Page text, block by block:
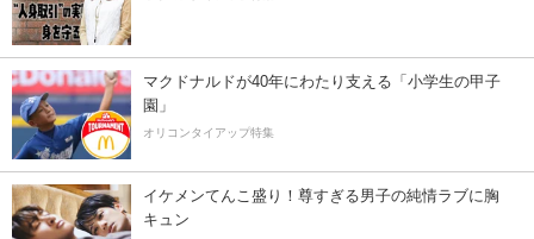
マクドナルドが40年にわたり支える「小学生の甲子
園」
オリコンタイアップ特集
イケメンてんこ盛り！尊すぎる男子の純情ラブに胸
キュン